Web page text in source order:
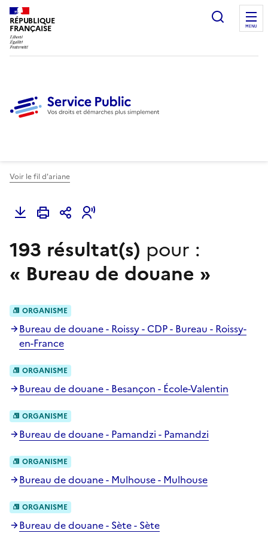
RÉPUBLIQUE
FRANÇAISE
Ouvrir
MENU
Voir le fil d'ariane
193 résultat(s) pour :
« Bureau de douane »
ORGANISME
Bureau de douane - Roissy - CDP - Bureau - Roissy-
en-France
ORGANISME
Bureau de douane - Besançon - École-Valentin
ORGANISME
Bureau de douane - Pamandzi - Pamandzi
ORGANISME
Bureau de douane - Mulhouse - Mulhouse
ORGANISME
Bureau de douane - Sète - Sète